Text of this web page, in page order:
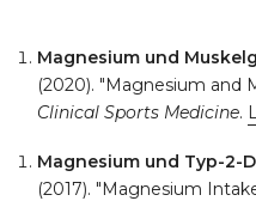
Magnesium und
(2020). "Magnesium and
Clinical Sports Medicine.
Magnesium und Typ-2-
(2017). "Magnesium